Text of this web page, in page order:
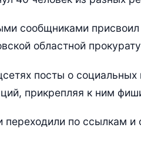
сообщниками
областной
посты о
прикрепляя к ним
по ссылкам